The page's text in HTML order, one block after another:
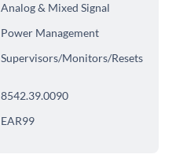
Analog & Mixed Signal
Power Management
Supervisors/Monitors/Resets
8542.39.0090
EAR99